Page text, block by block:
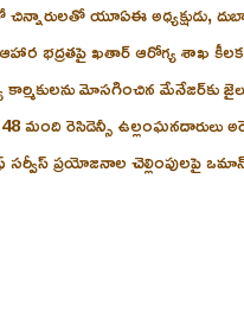
యూఏఈ అధ్యక్షుడు,
భద్రతపై ఖతార్ ఆరోగ్య శాఖ
కార్మికులను మోసగించిన మేనేజర్‌కు
మంది రెసిడెన్సీ ఉల్లంఘనదారులు
సర్వీస్ ప్రయోజనాల చెల్లింపులపై